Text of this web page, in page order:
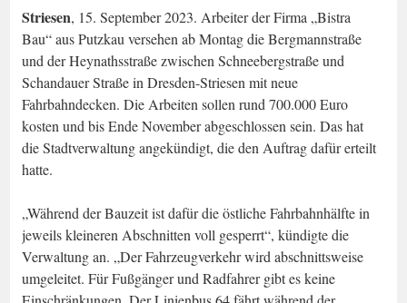
Striesen, 15. September 2023. Arbeiter der Firma „Bistra
Bau“ aus Putzkau versehen ab Montag die Bergmannstraße
und der Heynathsstraße zwischen Schneebergstraße und
Schandauer Straße in Dresden-Striesen mit neue
Fahrbahndecken. Die Arbeiten sollen rund 700.000 Euro
kosten und bis Ende November abgeschlossen sein. Das hat
die Stadtverwaltung angekündigt, die den Auftrag dafür erteilt
hatte.
„Während der Bauzeit ist dafür die östliche Fahrbahnhälfte in
jeweils kleineren Abschnitten voll gesperrt“, kündigte die
Verwaltung an. „Der Fahrzeugverkehr wird abschnittsweise
umgeleitet. Für Fußgänger und Radfahrer gibt es keine